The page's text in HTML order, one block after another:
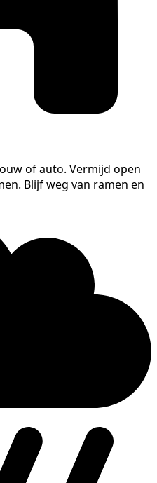
of auto. Vermijd open
Blijf weg van ramen en